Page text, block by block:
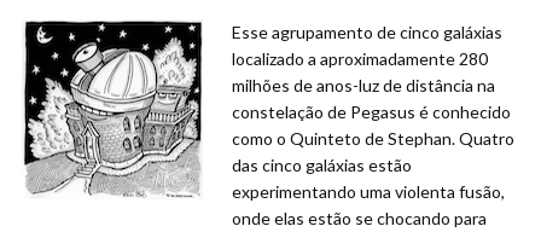
Esse agrupamento de cinco galáxias
localizado a aproximadamente 280
milhões de anos-luz de distância na
constelação de Pegasus é conhecido
como o Quinteto de Stephan. Quatro
das cinco galáxias estão
experimentando uma violenta fusão,
onde elas estão se chocando para